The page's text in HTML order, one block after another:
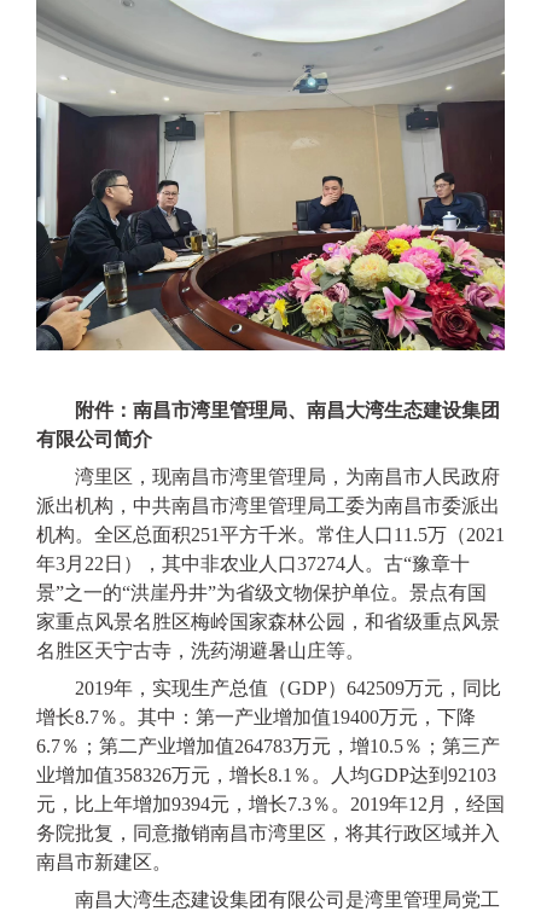
附件：南昌市湾里管理局、南昌大湾生态建设集团
有限公司简介
湾里区，现南昌市湾里管理局，为南昌市人民政府
派出机构，中共南昌市湾里管理局工委为南昌市委派出
机构。全区总面积251平方千米。常住人口11.5万（2021
年3月22日），其中非农业人口37274人。古“豫章十
景”之一的“洪崖丹井”为省级文物保护单位。景点有国
家重点风景名胜区梅岭国家森林公园，和省级重点风景
名胜区天宁古寺，洗药湖避暑山庄等。
2019年，实现生产总值（GDP）642509万元，同比
增长8.7％。其中：第一产业增加值19400万元，下降
6.7％；第二产业增加值264783万元，增10.5％；第三产
业增加值358326万元，增长8.1％。人均GDP达到92103
元，比上年增加9394元，增长7.3％。2019年12月，经国
务院批复，同意撤销南昌市湾里区，将其行政区域并入
南昌市新建区。
南昌大湾生态建设集团有限公司是湾里管理局党工